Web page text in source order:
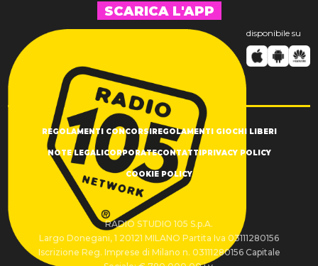
SCARICA L'APP
disponibile su
REGOLAMENTI CONCORSI REGOLAMENTI GIOCHI LIBERI
NOTE LEGALI CORPORATECONTATTI PRIVACY POLICY
COOKIE POLICY
RADIO STUDIO 105 S.p.A.
Largo Donegani, 1 20121 MILANO Partita Iva 03111280156
Iscrizione Reg. Imprese di Milano n. 03111280156 Capitale